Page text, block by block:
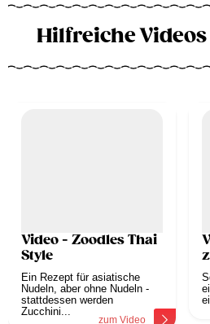
Hilfreiche
Video - Zoodles Thai
Style
Ein Rezept für asiatische
Nudeln, aber ohne Nudeln -
stattdessen werden
Zucchini...
zum Video